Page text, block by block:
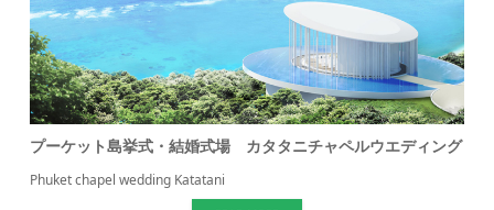
プーケット島挙式・結婚式場 カタタニチャペルウエディング
Phuket chapel wedding Katatani